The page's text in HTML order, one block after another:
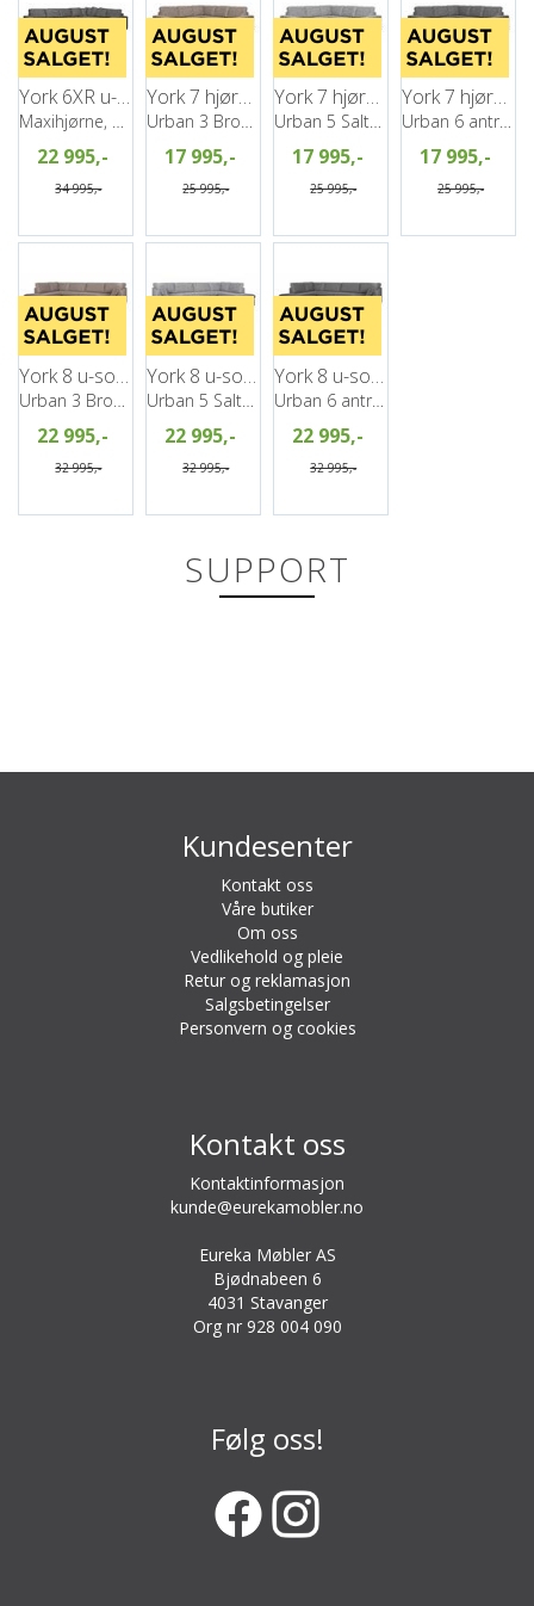
York 6XR u-sofa, PG2
Maxihjørne, Høyre, Urban 6 antrazite
22 995,-
34 995,-
York 7 hjørnesofa, PG2
Urban 3 Brown
17 995,-
25 995,-
York 7 hjørnesofa, PG2
Urban 5 Salt&Pepper
17 995,-
25 995,-
York 7 hjørnesofa, PG2
Urban 6 antrazite
17 995,-
25 995,-
York 8 u-sofa, PG2
Urban 3 Brown
22 995,-
32 995,-
York 8 u-sofa, PG2
Urban 5 Salt&Pepper
22 995,-
32 995,-
York 8 u-sofa, PG2
Urban 6 antrazite
22 995,-
32 995,-
SUPPORT
Kundesenter
Kontakt oss
Våre butiker
Om oss
Vedlikehold og pleie
Retur og reklamasjon
Salgsbetingelser
Personvern og cookies
Kontakt oss
Kontaktinformasjon
kunde@eurekamobler.no
Eureka Møbler AS
Bjødnabeen 6
4031 Stavanger
Org nr 928 004 090
Følg oss!